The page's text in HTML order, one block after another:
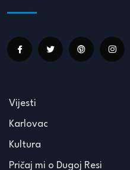
Vijesti
Karlovac
Kultura
Pričaj mi o Dugoj Resi